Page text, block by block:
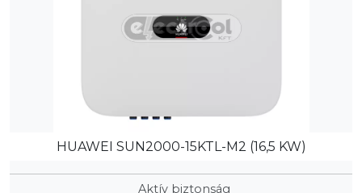
HUAWEI SUN2000-15KTL-M2 (16,5 KW)
Aktív biztonság